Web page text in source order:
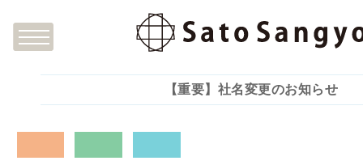
【重要】社名変更のお知らせ